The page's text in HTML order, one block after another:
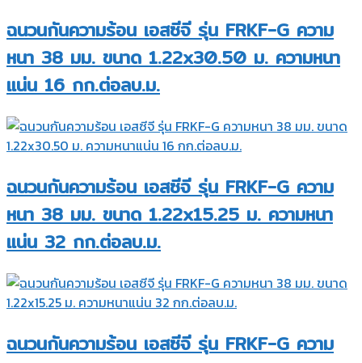
ฉนวนกันความร้อน เอสซีจี รุ่น FRKF-G ความ
หนา 38 มม. ขนาด 1.22x30.50 ม. ความหนา
แน่น 16 กก.ต่อลบ.ม.
ฉนวนกันความร้อน เอสซีจี รุ่น FRKF-G ความ
หนา 38 มม. ขนาด 1.22x15.25 ม. ความหนา
แน่น 32 กก.ต่อลบ.ม.
ฉนวนกันความร้อน เอสซีจี รุ่น FRKF-G ความ